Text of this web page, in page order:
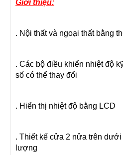
Giới thiệu:
. Nội thất và ngoại thất bằng
. Các bộ điều khiển nhiệt độ
số có thể thay đổi
. Hiển thị nhiệt độ bằng LCD
. Thiết kế cửa 2 nửa trên dưới
lượng